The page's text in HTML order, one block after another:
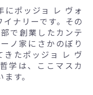
ポッジョ レ ヴォ
ナリーです。その
で創業したカンテ
ノ家にさかのぼり
きたポッジョ レ ヴ
学は、ここマスカ
す。